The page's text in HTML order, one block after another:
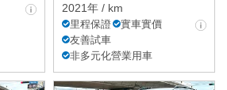
2021年 / km
里程保證
實車實價
友善試車
非多元化營業用車